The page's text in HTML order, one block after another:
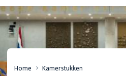
Home Kamerstukken